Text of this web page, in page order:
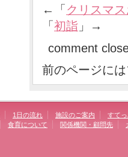
←「 クリスマ
「 初詣 」→
comment
前のページに
1日の流れ 施設のご案内
すて
食育について 関係機関・顧問先